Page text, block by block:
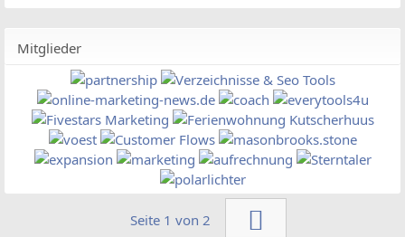
Mitglieder
Seite 1 von 2